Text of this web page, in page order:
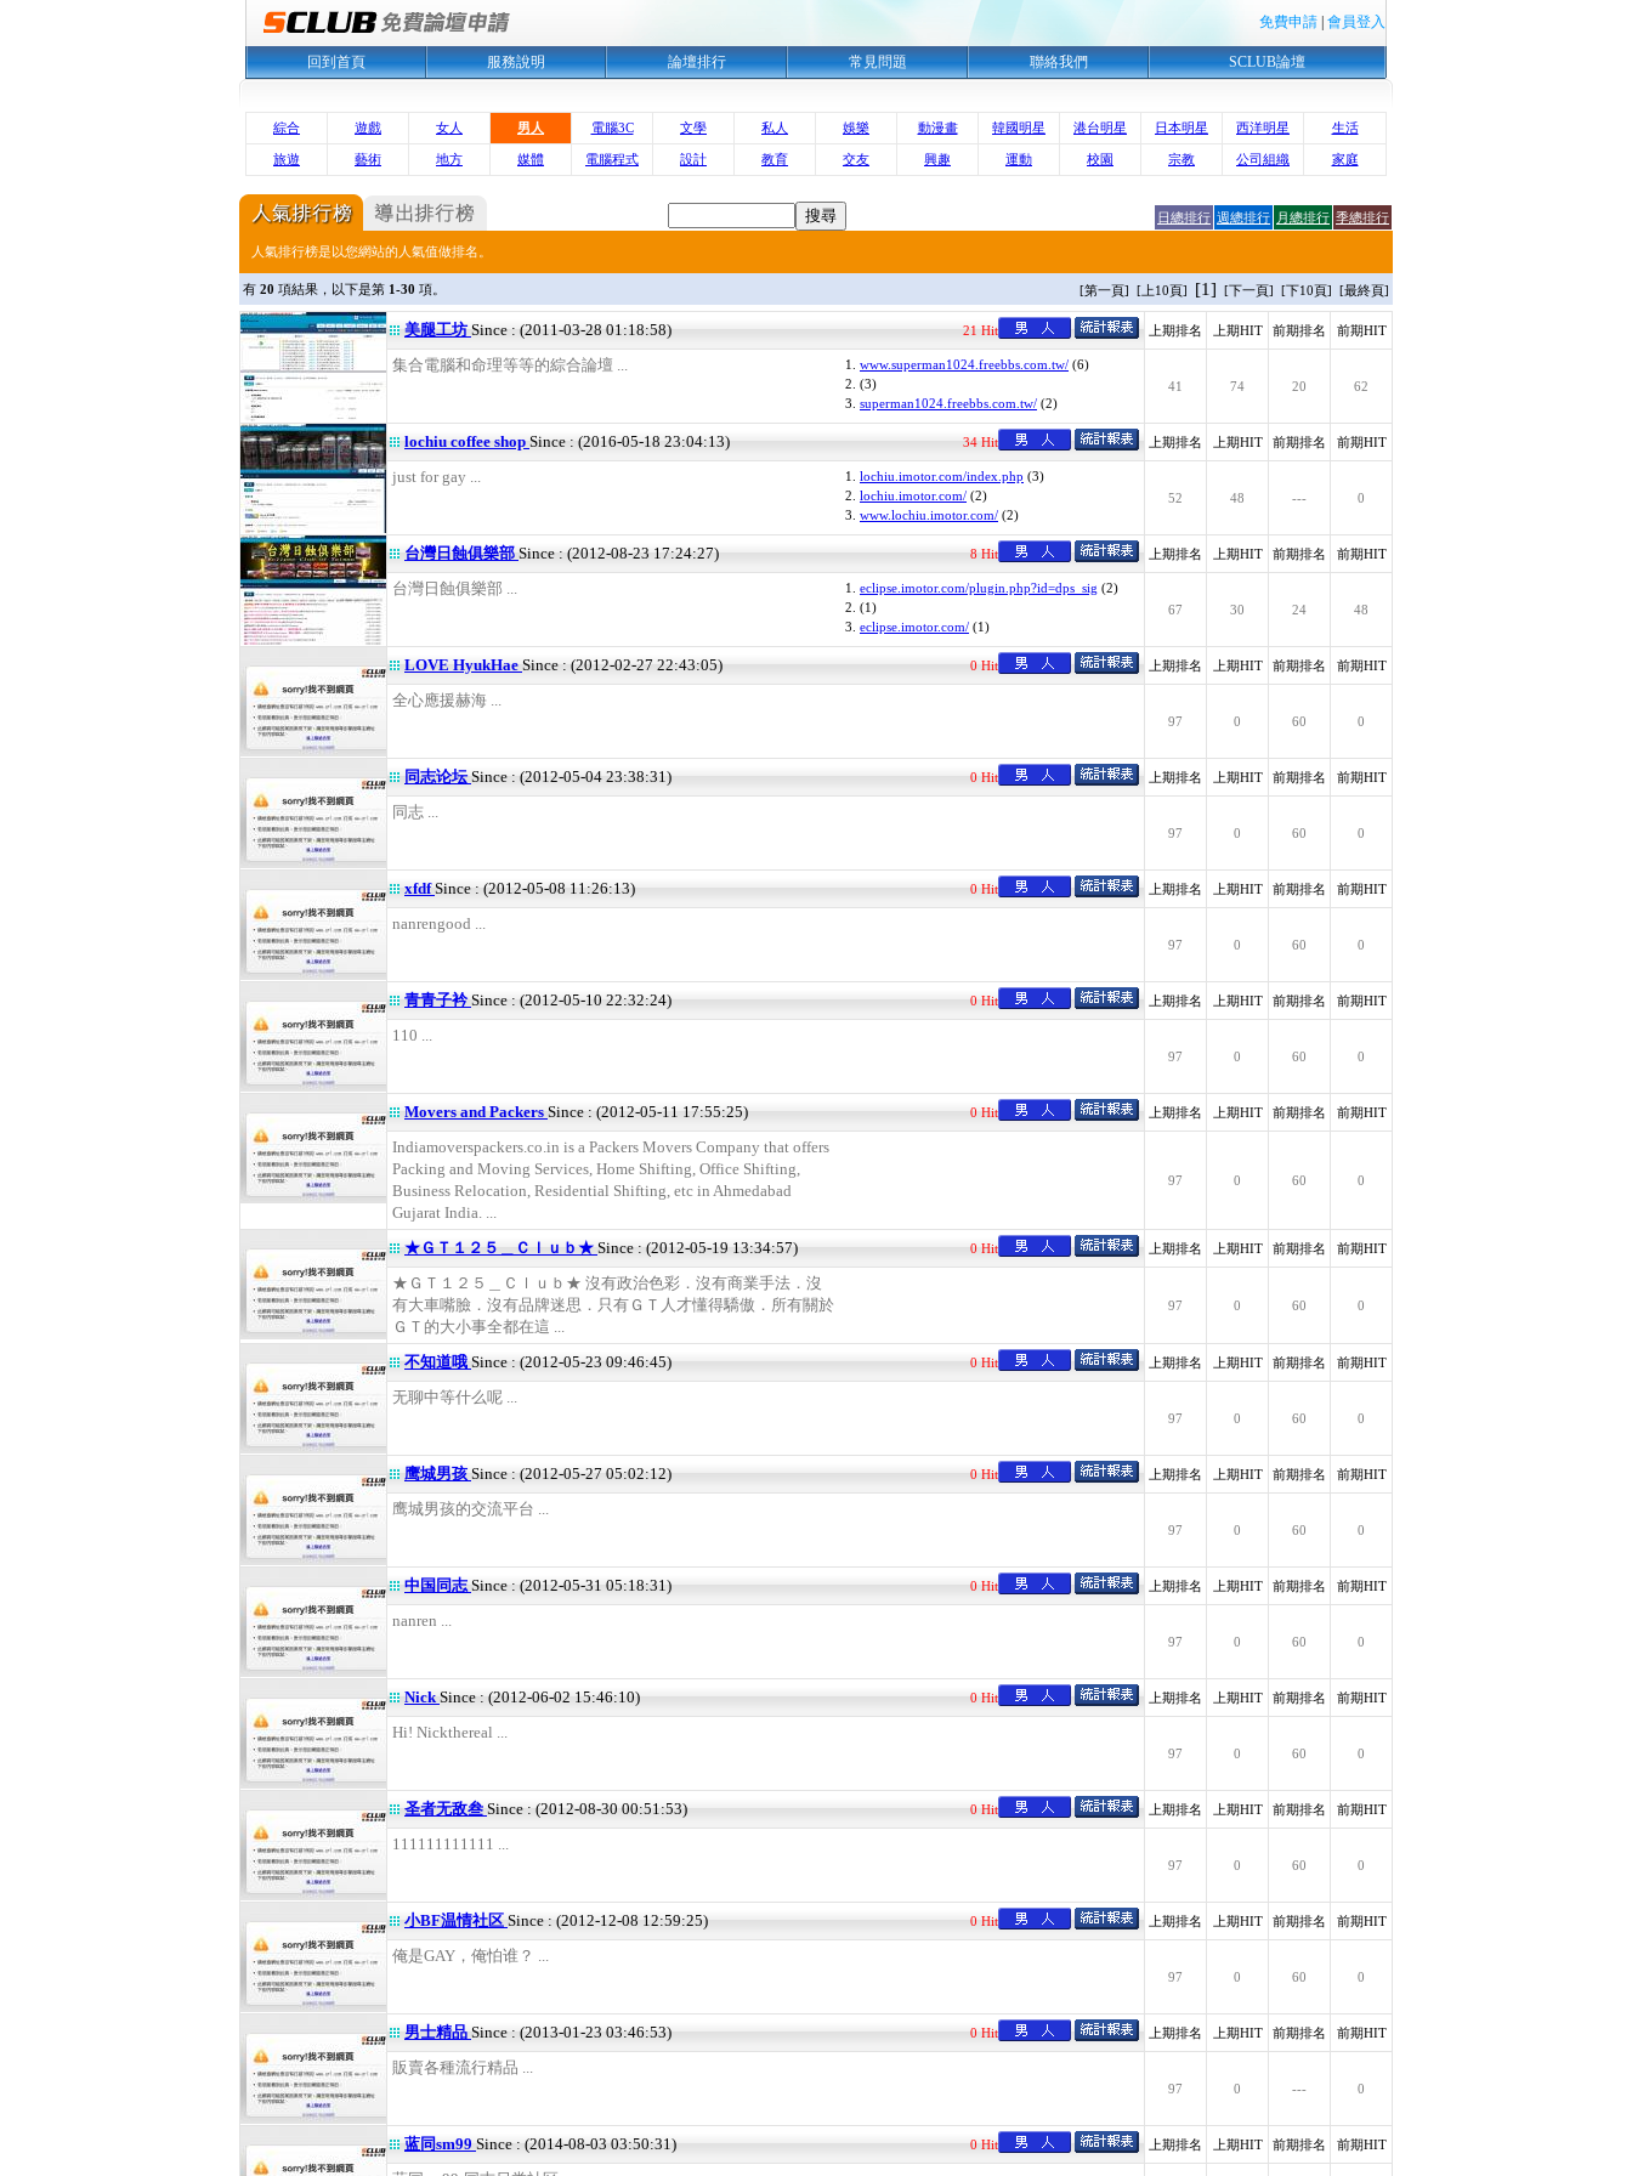
免費申請 會員登入
回到首頁 服務說明 論壇排行 常見問題 聯絡我們 SCLUB論壇
綜合 遊戲 女人 男人 電腦3C 文學 私人 娛樂 動漫畫 韓國明星 港台明星 日本明星 西洋明星 生活
旅遊 藝術 地方 媒體 電腦程式 設計 教育 交友 興趣 運動 校園 宗教 公司組織 家庭
日總排行 週總排行 月總排行 季總排行
人氣排行榜是以您網站的人氣值做排名。
有 20 項結果，以下是第 1-30 項。 [第一頁] [上10頁] [1] [下一頁] [下10頁] [最終頁]
美腿工坊 Since : (2011-03-28 01:18:58) 21 Hit 上期排名 上期HIT 前期排名 前期HIT
集合電腦和命理等等的綜合論壇 ... 1. www.superman1024.freebbs.com.tw/ (6)
2. (3)
3. superman1024.freebbs.com.tw/ (2)
41 74 20 62
lochiu coffee shop Since : (2016-05-18 23:04:13) 34 Hit 上期排名 上期HIT 前期排名 前期HIT
just for gay ... 1. lochiu.imotor.com/index.php (3)
2. lochiu.imotor.com/ (2)
3. www.lochiu.imotor.com/ (2)
52 48 --- 0
台灣日蝕俱樂部 Since : (2012-08-23 17:24:27) 8 Hit 上期排名 上期HIT 前期排名 前期HIT
台灣日蝕俱樂部 ... 1. eclipse.imotor.com/plugin.php?id=dps_sig (2)
2. (1)
3. eclipse.imotor.com/ (1)
67 30 24 48
LOVE HyukHae Since : (2012-02-27 22:43:05) 0 Hit 上期排名 上期HIT 前期排名 前期HIT
全心應援赫海 ...
97 0 60 0
同志论坛Since : (2012-05-04 23:38:31) 0 Hit 上期排名 上期HIT 前期排名 前期HIT
同志 ...
97 0 60 0
xfdfSince : (2012-05-08 11:26:13) 0 Hit 上期排名 上期HIT 前期排名 前期HIT
nanrengood ...
97 0 60 0
青青子衿Since : (2012-05-10 22:32:24) 0 Hit 上期排名 上期HIT 前期排名 前期HIT
110 ...
97 0 60 0
Movers and Packers Since : (2012-05-11 17:55:25) 0 Hit 上期排名 上期HIT 前期排名 前期HIT
Indiamoverspackers.co.in is a Packers Movers Company that offers
Packing and Moving Services, Home Shifting, Office Shifting,
Business Relocation, Residential Shifting, etc in Ahmedabad
Gujarat India. ...
97 0 60 0
★ＧＴ１２５＿Ｃｌｕｂ★ Since : (2012-05-19 13:34:57) 0 Hit 上期排名 上期HIT 前期排名 前期HIT
★ＧＴ１２５＿Ｃｌｕｂ★ 沒有政治色彩．沒有商業手法．沒
有大車嘴臉．沒有品牌迷思．只有ＧＴ人才懂得驕傲．所有關於
ＧＴ的大小事全都在這 ...
97 0 60 0
不知道哦 Since : (2012-05-23 09:46:45) 0 Hit 上期排名 上期HIT 前期排名 前期HIT
无聊中等什么呢 ...
97 0 60 0
鹰城男孩 Since : (2012-05-27 05:02:12) 0 Hit 上期排名 上期HIT 前期排名 前期HIT
鹰城男孩的交流平台 ...
97 0 60 0
中国同志Since : (2012-05-31 05:18:31) 0 Hit 上期排名 上期HIT 前期排名 前期HIT
nanren ...
97 0 60 0
NickSince : (2012-06-02 15:46:10) 0 Hit 上期排名 上期HIT 前期排名 前期HIT
Hi! Nickthereal ...
97 0 60 0
圣者无敌叁 Since : (2012-08-30 00:51:53) 0 Hit 上期排名 上期HIT 前期排名 前期HIT
111111111111 ...
97 0 60 0
小BF温情社区 Since : (2012-12-08 12:59:25) 0 Hit 上期排名 上期HIT 前期排名 前期HIT
俺是GAY，俺怕谁？ ...
97 0 60 0
男士精品 Since : (2013-01-23 03:46:53) 0 Hit 上期排名 上期HIT 前期排名 前期HIT
販賣各種流行精品 ...
97 0 --- 0
蓝同sm99 Since : (2014-08-03 03:50:31) 0 Hit 上期排名 上期HIT 前期排名 前期HIT